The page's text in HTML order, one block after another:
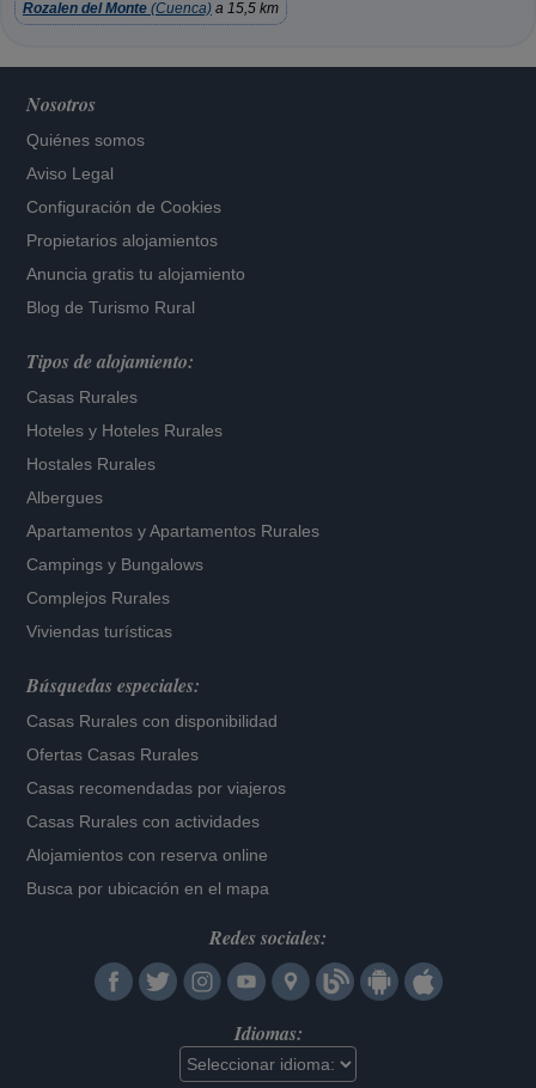
Rozalen del Monte (Cuenca) a 15,5 km
Nosotros
Quiénes somos
Aviso Legal
Configuración de Cookies
Propietarios alojamientos
Anuncia gratis tu alojamiento
Blog de Turismo Rural
Tipos de alojamiento:
Casas Rurales
Hoteles y Hoteles Rurales
Hostales Rurales
Albergues
Apartamentos yApartamentos Rurales
Campings y Bungalows
Complejos Rurales
Viviendas turísticas
Búsquedas especiales:
Casas Rurales con disponibilidad
Ofertas Casas Rurales
Casas recomendadas por viajeros
Casas Rurales con actividades
Alojamientos con reserva online
Busca por ubicación en el mapa
Redes sociales:
Idiomas: